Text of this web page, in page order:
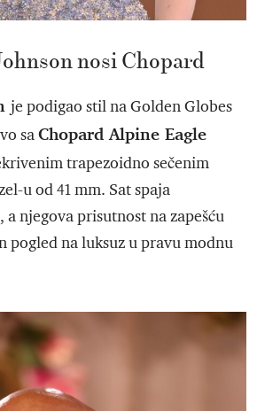
nosi Chopard
je podigao stil na Golden Globes
saChopard Alpine Eagle
trapezoidno sečenim
u od 41 mm. Sat spaja
a njegova prisutnost na zapešću
pogled na luksuz u pravu modnu